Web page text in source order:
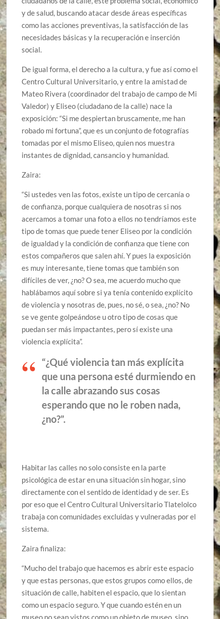
y de salud, buscando atacar desde áreas específicas
como las acciones preventivas, la satisfacción de las
necesidades básicas y la recuperación e inserción
social.
De igual forma, el derecho a la cultura, y fue así como el
Centro Cultural Universitario, y entre la amistad de
Mateo Rivera (coordinador del trabajo de campo de Mi
Valedor) y Eliseo (ciudadano de la calle) nace la
exposición: “Si me despiertan bruscamente, me han
robado mi fortuna”, que es un conjunto de fotografías
tomadas por el mismo Eliseo, quien nos muestra
instantes de dignidad, cansancio y humanidad.
Zaira:
“Si ustedes ven las fotos, existe un tipo de cercanía o
de confianza, porque cualquiera de nosotras si nos
acercamos a tomar una foto a ellos no tendríamos este
tipo de tomas que puede tener Eliseo por la condición
de igualdad y la condición de confianza que tiene con
estos compañeros que salen ahí. Y pues la exposición
es muy interesante, tiene tomas que también son
difíciles de ver, ¿no? O sea, me acuerdo mucho que
hablábamos aquí sobre si ya tenía contenido explícito
de violencia y nosotras de, pues, no sé, o sea, ¿no? No
se ve gente golpeándose u otro tipo de cosas que
puedan ser más impactantes, pero sí existe una
violencia explícita”.
“¿Qué violencia tan más explícita
que una persona esté durmiendo en
la calle abrazando sus cosas
esperando que no le roben nada,
¿no?”.
Habitar las calles no solo consiste en la parte
psicológica de estar en una situación sin hogar, sino
directamente con el sentido de identidad y de ser. Es
por eso que el Centro Cultural Universitario Tlatelolco
trabaja con comunidades excluidas y vulneradas por el
sistema.
Zaira finaliza:
“Mucho del trabajo que hacemos es abrir este espacio
y que estas personas, que estos grupos como ellos, de
situación de calle, habiten el espacio, que lo sientan
como un espacio seguro. Y que cuando estén en un
museo no sean vistos como un objeto de museo, sino